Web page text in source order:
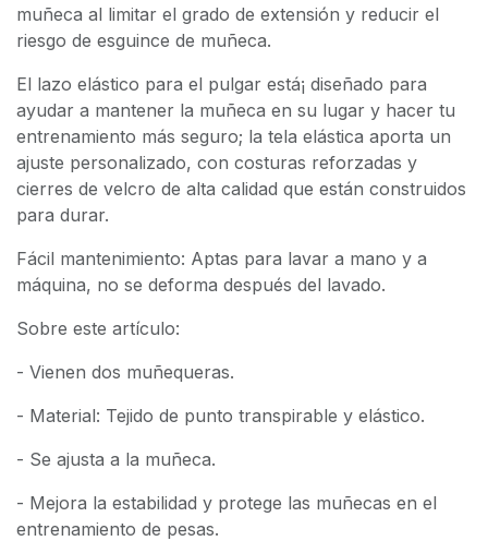
muñeca al limitar el grado de extensión y reducir el
riesgo de esguince de muñeca.
El lazo elástico para el pulgar está¡ diseñado para
ayudar a mantener la muñeca en su lugar y hacer tu
entrenamiento más seguro; la tela elástica aporta un
ajuste personalizado, con costuras reforzadas y
cierres de velcro de alta calidad que están construidos
para durar.
Fácil mantenimiento: Aptas para lavar a mano y a
máquina, no se deforma después del lavado.
Sobre este artículo:
- Vienen dos muñequeras.
- Material: Tejido de punto transpirable y elástico.
- Se ajusta a la muñeca.
- Mejora la estabilidad y protege las muñecas en el
entrenamiento de pesas.